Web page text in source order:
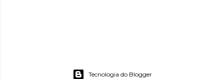
Tecnologia do Blogger